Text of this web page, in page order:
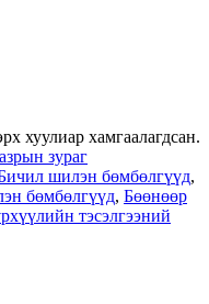
хуулиар хамгаалагдсан.
зураг
шилэн бөмбөлгүүд,
бөмбөлгүүд, Бөөнөөр
тэсэлгээний